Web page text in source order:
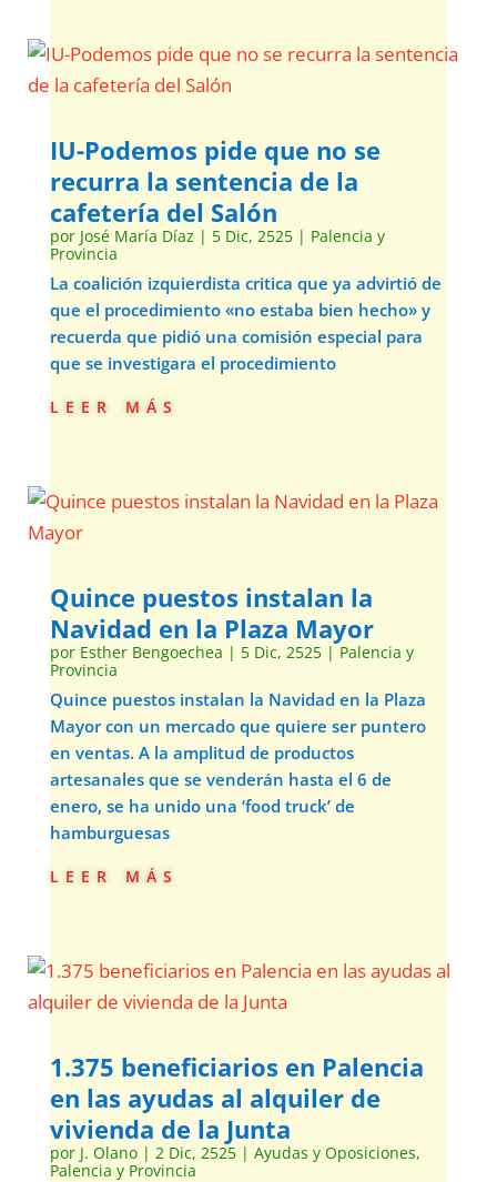
IU-Podemos pide que no se
recurra la sentencia de la
cafetería del Salón
por José María Díaz | 5 Dic, 2525| Palencia y
Provincia
La coalición izquierdista critica que ya advirtió de
que el procedimiento «no estaba bien hecho» y
recuerda que pidió una comisión especial para
que se investigara el procedimiento
leer más
Quince puestos instalan la
Navidad en la Plaza Mayor
por Esther Bengoechea | 5 Dic, 2525| Palencia y
Provincia
Quince puestos instalan la Navidad en la Plaza
Mayor con un mercado que quiere ser puntero
en ventas. A la amplitud de productos
artesanales que se venderán hasta el 6 de
enero, se ha unido una ‘food truck’ de
hamburguesas
leer más
1.375 beneficiarios en Palencia
en las ayudas al alquiler de
vivienda de la Junta
por J. Olano| 2 Dic, 2525| Ayudas y Oposiciones,
Palencia y Provincia